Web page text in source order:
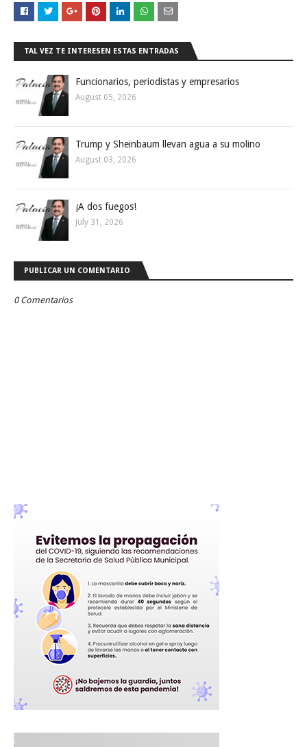
TAL VEZ TE INTERESEN ESTAS ENTRADAS
Funcionarios, periodistas y empresarios
August 05, 2026
Trump y Sheinbaum llevan agua a su molino
August 03, 2026
¡A dos fuegos!
July 31, 2026
PUBLICAR UN COMENTARIO
0 Comentarios